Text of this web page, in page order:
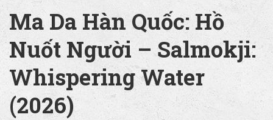
Ma Da Hàn Quốc: Hồ
Nuốt Người – Salmokji:
Whispering Water
(2026)